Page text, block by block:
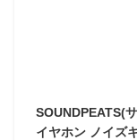
SOUNDPEATS(
イヤホン ノイズ